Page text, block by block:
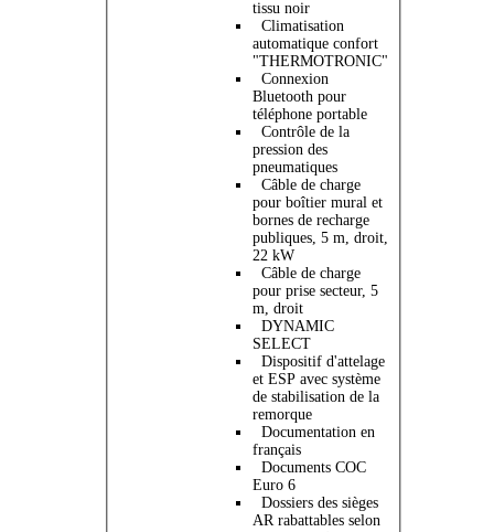
tissu noir
Climatisation
automatique confort
"THERMOTRONIC"
Connexion
Bluetooth pour
téléphone portable
Contrôle de la
pression des
pneumatiques
Câble de charge
pour boîtier mural et
bornes de recharge
publiques, 5 m, droit,
22 kW
Câble de charge
pour prise secteur, 5
m, droit
DYNAMIC
SELECT
Dispositif d'attelage
et ESP avec système
de stabilisation de la
remorque
Documentation en
français
Documents COC
Euro 6
Dossiers des sièges
AR rabattables selon